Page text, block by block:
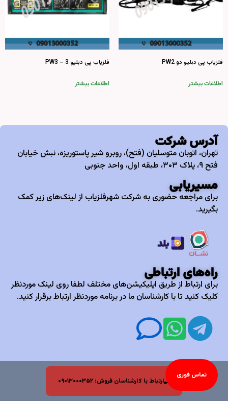
تماس فوری
فلزیاب پی دبلیو دو PW2
اطلاعات بیشتر
فلزیاب پی دبلیو 3 – PW3
اطلاعات بیشتر
آدرس شرکت
تهران، اتوبان متوسلیان (فتح)، روبرو شیر پاستوریزه، نبش خیابان
فتح ۹، پلاک ۳۰۳، طبقه اول، واحد جنوبی
مسیریابی
برای مراجعه حضوری به شرکت شهرفلزیاب از لینک‌های زیر کمک
بگیرید.
راه‌های ارتباطی
برای ارتباط از طریق اپلیکیشن‌های مختلف لطفا روی لینک موردنظر
کلیک کنید تا با کارشناسان ما در برنامه موردنظر ارتباط برقرار کنید.
ارتباط با کارشناسان فروش: ۰۹۰۱۳۰۰۰۳۵۲